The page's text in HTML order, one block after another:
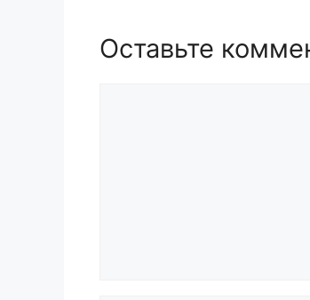
Оставьте